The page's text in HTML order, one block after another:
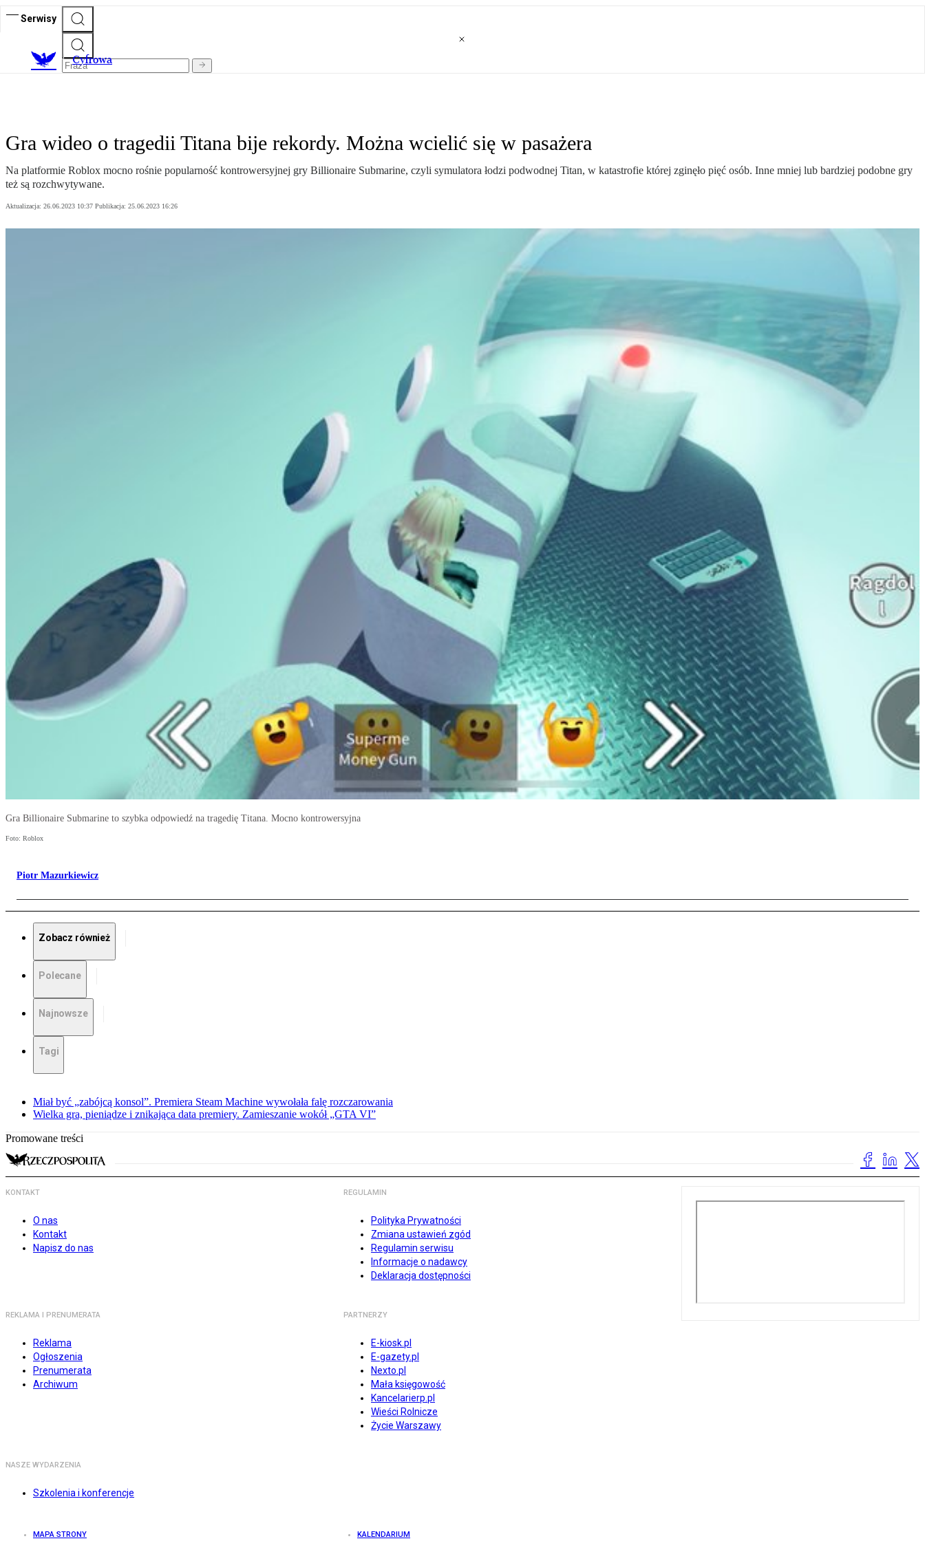
Serwisy
Cyfrowa
Gra wideo o tragedii Titana bije rekordy. Można wcielić się w pasażera
Na platformie Roblox mocno rośnie popularność kontrowersyjnej gry Billionaire Submarine, czyli symulatora łodzi podwodnej Titan, w katastrofie której zginęło pięć osób. Inne mniej lub bardziej podobne gry
też są rozchwytywane.
Aktualizacja: 26.06.2023 10:37 Publikacja: 25.06.2023 16:26
Gra Billionaire Submarine to szybka odpowiedź na tragedię Titana. Mocno kontrowersyjna
Foto: Roblox
Piotr Mazurkiewicz
Zobacz również
Polecane
Najnowsze
Tagi
Miał być „zabójcą konsol”. Premiera Steam Machine wywołała falę rozczarowania
Wielka gra, pieniądze i znikająca data premiery. Zamieszanie wokół „GTA VI”
Promowane treści
KONTAKT
O nas
Kontakt
Napisz do nas
REGULAMIN
Polityka Prywatności
Zmiana ustawień zgód
Regulamin serwisu
Informacje o nadawcy
Deklaracja dostępności
REKLAMA I PRENUMERATA
Reklama
Ogłoszenia
Prenumerata
Archiwum
PARTNERZY
E-kiosk.pl
E-gazety.pl
Nexto.pl
Mała księgowość
Kancelarierp.pl
Wieści Rolnicze
Życie Warszawy
NASZE WYDARZENIA
Szkolenia i konferencje
MAPA STRONY KALENDARIUM